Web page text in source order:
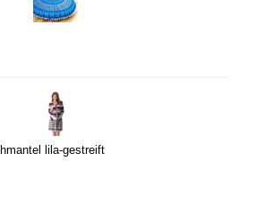
lila-gestreift